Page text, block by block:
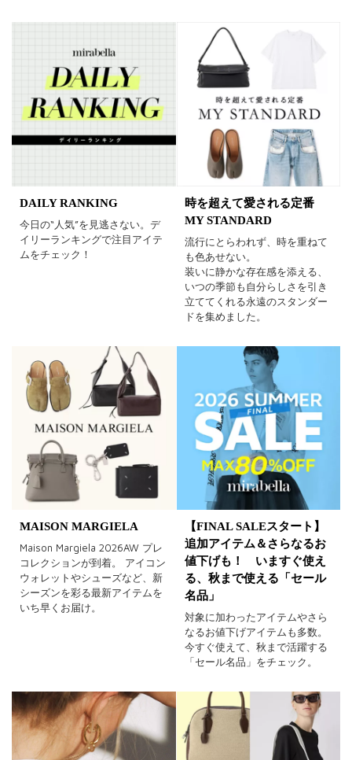
DAILY RANKING
今日の“人気”を見逃さない。デ
イリーランキングで注目アイテ
ムをチェック！
時を超えて愛される定番
MY STANDARD
流行にとらわれず、時を重ねて
も色あせない。
装いに静かな存在感を添える、
いつの季節も自分らしさを引き
立ててくれる永遠のスタンダー
ドを集めました。
MAISON MARGIELA
Maison Margiela 2026AW プレ
コレクションが到着。 アイコン
ウォレットやシューズなど、新
シーズンを彩る最新アイテムを
いち早くお届け。
【FINAL SALEスタート】
追加アイテム＆さらなるお
値下げも！ いますぐ使え
る、秋まで使える「セール
名品」
対象に加わったアイテムやさら
なるお値下げアイテムも多数。
今すぐ使えて、秋まで活躍する
「セール名品」をチェック。